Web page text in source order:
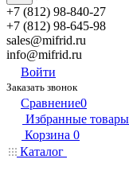
+7 (812) 98-840-27
+7 (812) 98-645-98
sales@mifrid.ru
info@mifrid.ru
Войти
Заказать звонок
Сравнение0
Избранные товары
Корзина 0
Каталог